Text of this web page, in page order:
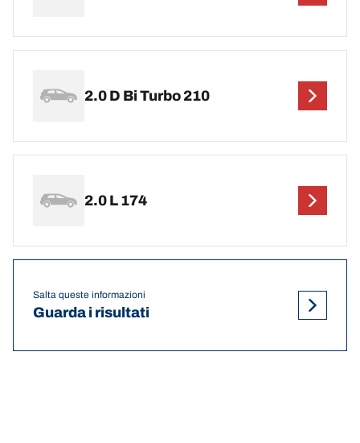
2.0 D Bi Turbo 210
2.0 L 174
Salta queste informazioni
Guarda i risultati